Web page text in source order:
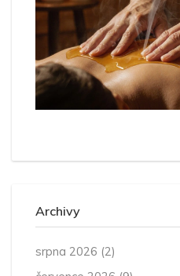
Archivy
srpna 2026 (2)